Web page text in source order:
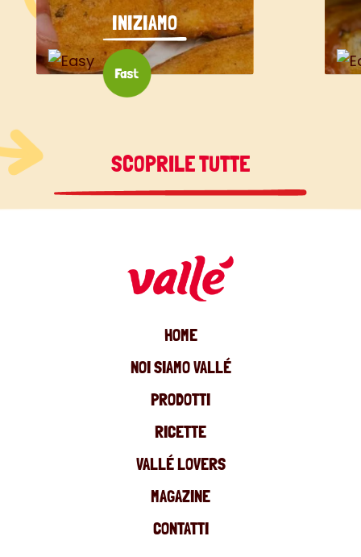
INIZIAMO
SCOPRILE TUTTE
HOME
NOI SIAMO VALLÉ
PRODOTTI
RICETTE
VALLÉ LOVERS
MAGAZINE
CONTATTI